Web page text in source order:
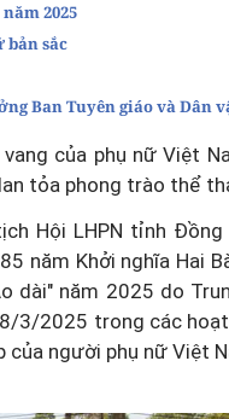
2025
sắc
Ban Tuyên giáo và Dân
của phụ nữ Việt
tỏa phong trào thể
Hội LHPN tỉnh
năm Khởi nghĩa Hai
dài" năm 2025 do
3/2025 trong các
của người phụ nữ Việt